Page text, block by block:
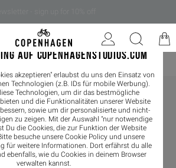
AUF COPENHAGENSTUDIOS.COM
akzeptieren" erlaubst du uns den Einsatz von
Technologien (z.B. IDs für mobile Werbung).
Technologien, um dir das bestmögliche
und die Funktionalitäten unserer Website
sowie um dir personalisierte und nicht-
zu zeigen. Mit der Auswahl "nur notwendige
Du die Cookies, die zur Funktion der Website
besuche unsere Cookie Policy und unsere
für weitere Informationen. Dort erfährst du alle
ebenfalls, wie du Cookies in deinem Browser
verwalten kannst.
Boots Chelseaboot